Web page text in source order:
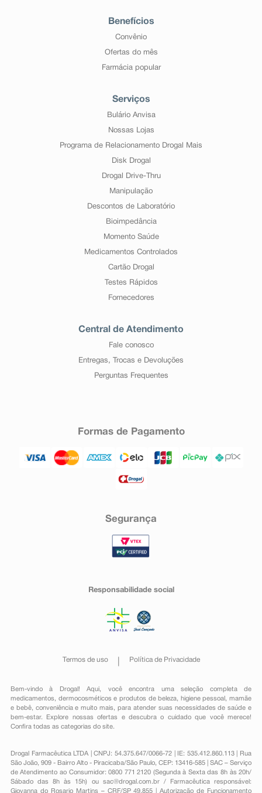
Benefícios
Convênio
Ofertas do mês
Farmácia popular
Serviços
Bulário Anvisa
Nossas Lojas
Programa de Relacionamento Drogal Mais
Disk Drogal
Drogal Drive-Thru
Manipulação
Descontos de Laboratório
Bioimpedância
Momento Saúde
Medicamentos Controlados
Cartão Drogal
Testes Rápidos
Fornecedores
Central de Atendimento
Fale conosco
Entregas, Trocas e Devoluções
Perguntas Frequentes
Formas de Pagamento
Segurança
Responsabilidade social
Termos de uso Política de Privacidade
Bem-vindo à Drogal! Aqui, você encontra uma seleção completa de
medicamentos , dermocosméticos e produtos de beleza, higiene pessoal ,mamãe
e bebê, conveniênciae muito mais, para atender suas necessidades de saúde e
bem-estar. Explore nossas ofertas e descubra o cuidado que você merece!
Confira todas as categorias do site.
Drogal Farmacêutica LTDA | CNPJ: 54.375.647/0066-72 | IE: 535.412.860.113 | Rua
São João, 909 - Bairro Alto - Piracicaba/São Paulo, CEP: 13416-585 | SAC – Serviço
de Atendimento ao Consumidor: 0800 771 2120 (Segunda à Sexta das 8h às 20h/
Sábado das 8h às 15h) ou sac@drogal.com.br/ Farmacêutica responsável:
Giovanna do Rosario Martins – CRF/SP 49.855 | Autorização de Funcionamento